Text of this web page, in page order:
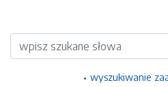
Wyszukiwarka
wyszukiwanie